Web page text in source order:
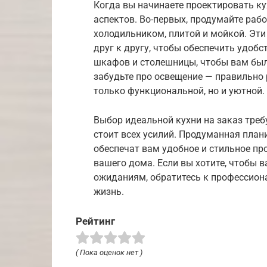
Когда вы начинаете проектировать
аспектов. Во-первых, продумайте
холодильником, плитой и мойкой.
друг к другу, чтобы обеспечить
шкафов и столешницы, чтобы вам
забудьте про освещение —
только функциональной, но и уютной.
Выбор идеальной кухни на заказ
стоит всех усилий. Продуманная
обеспечат вам удобное и стильное
вашего дома. Если вы хотите, чтобы
ожиданиям, обратитесь к
жизнь.
Рейтинг
( Пока оценок нет )